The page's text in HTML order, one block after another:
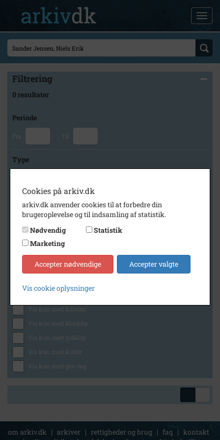
Filtrering
0 resultater
Periode
Fra Til
Type
Arkiv
Holbæk-Arkiverne / Tølløse Lokalarkiv
Generelt
Vis kun med billeder
Vis kun med filmklip
Vis kun med lydklip
Vis kun med kilder
Vis kun med geo-tag
om arkiv.dk | arkiver | rettigheder og brug | faq | kontakt
Cookies på arkiv.dk
arkiv.dk anvender cookies til at forbedre din
brugeroplevelse og til indsamling af statistik.
Nødvendig
Statistik
Marketing
Accepter nødvendige Accepter valgte
Vis cookie oplysninger